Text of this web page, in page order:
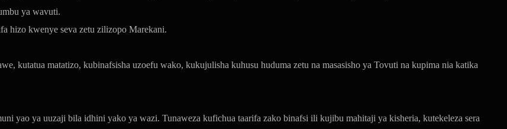
ya wavuti.
hizo kwenye seva zetu zilizopo Marekani.
kutatua matatizo, kubinafsisha uzoefu wako, kukujulisha kuhusu huduma zetu na masasisho ya Tovuti na kupima nia katika
yao ya uuzaji bila idhini yako ya wazi. Tunaweza kufichua taarifa zako binafsi ili kujibu mahitaji ya kisheria, kutekeleza sera